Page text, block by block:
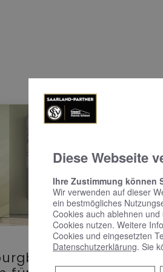
Diese Webseite
Ihre Zustimmung können
Wir verwenden auf dieser
ein bestmögliches
Cookies auch ablehnen
Cookies nutzen. Weitere
Cookies und eingesetzten
Datenschutzerklärung. Sie